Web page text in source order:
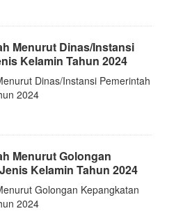
Menurut Dinas/Instansi
Kelamin Tahun 2024
Dinas/Instansi Pemerintah
2024
Menurut Golongan
Kelamin Tahun 2024
Golongan Kepangkatan
2024